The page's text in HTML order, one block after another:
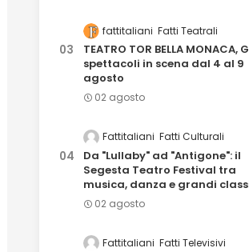
fattitaliani Fatti Teatrali
TEATRO TOR BELLA MONACA,
spettacoli in scena dal 4 al 9
agosto
02 agosto
Fattitaliani Fatti Culturali
Da "Lullaby" ad "Antigone": il
Segesta Teatro Festival tra
musica, danza e grandi
02 agosto
Fattitaliani Fatti Televisivi